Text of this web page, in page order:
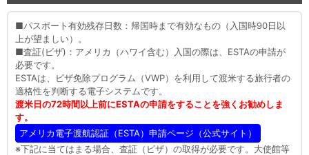
■パスポート有効残存日数：帰国時まで有効なもの（入国時90日以
上が望ましい）。
■査証(ビザ)：アメリカ（ハワイ含む）入国の際は、ESTAの申請が
必要です。
ESTAは、ビザ免除プログラム（VWP）を利用して渡米する旅行者の
適格性を判断する電子システムです。
渡米日の72時間以上前にESTAの申請をすることを強くお勧めしま
す。
アメリカ電子渡航認証（ESTA）申請ページ（公式サイト）
※下記に当てはまる場合、査証（ビザ）の取得が必要です。大使館等